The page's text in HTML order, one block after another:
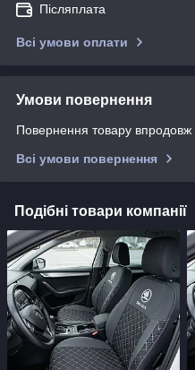
Післяплата
Всі умови оплати
Умови повернення
Повернення товару впродовж
Всі умови повернення
Подібні товари компанії